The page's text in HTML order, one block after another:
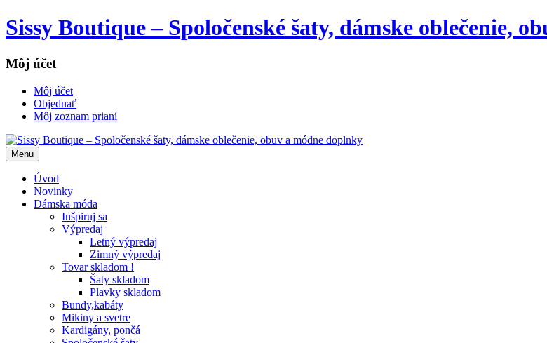
Sissy Boutique – Spoločenské šaty, dámske oblečenie,
Môj účet
Môj účet
Objednať
Môj zoznam prianí
Menu
Úvod
Novinky
Dámska móda
Inšpiruj sa
Výpredaj
Letný výpredaj
Zimný výpredaj
Tovar skladom !
Šaty skladom
Plavky skladom
Bundy,kabáty
Mikiny a svetre
Kardigány, pončá